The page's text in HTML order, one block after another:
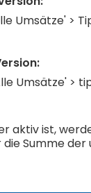
Umsätze' >
Umsätze' >
aktiv ist,
Summe der